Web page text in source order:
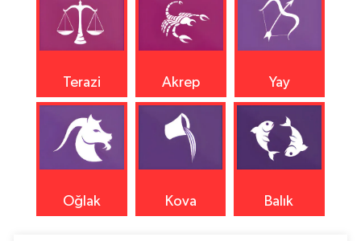
Terazi Akrep Yay
Oğlak Kova Balık